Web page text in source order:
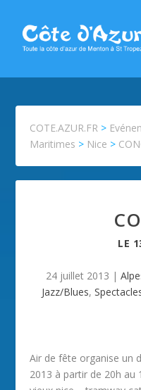
COTE.AZUR.FR >
Maritimes > Nice >
LE
24 juillet 2013 |
Jazz/Blues,
Air de fête organise un
2013 à partir de 20h au